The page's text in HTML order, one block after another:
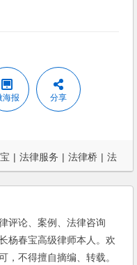
海报 分享
| 法律服务 | 法律桥 | 法
评论、案例、法律咨询
杨春宝高级律师本人。欢
，不得擅自摘编、转载。